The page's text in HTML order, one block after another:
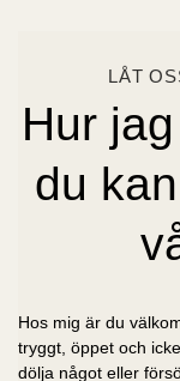
LÅT
Hur
du
Hos mig är du
tryggt, öppet och
dölja något eller